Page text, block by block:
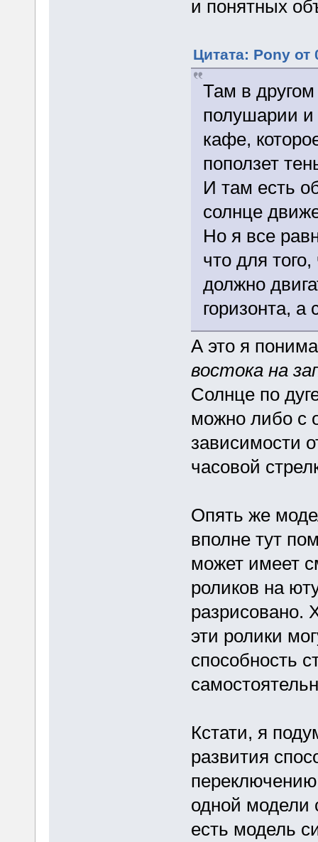
и понятных
Цитата: Pony от
Там в
полушарии и
кафе,
поползет
И там есть
солнце
Но я все
что для
должно
горизонта, а
А это я
востока на
Солнце по
можно либо с
зависимости
часовой
Опять же
вполне тут
может имеет
роликов на
разрисовано.
эти ролики
способность
Кстати, я
развития
переключению
одной модели
есть модель